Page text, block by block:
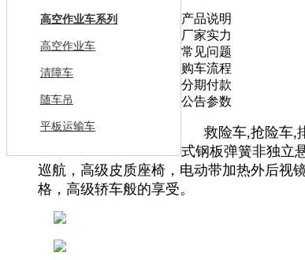
高空作业车系列
高空作业车
清障车
随车吊
平板运输车
产品说明
厂家实力
常见问题
购车流程
分期付款
公告参数
救险车,抢险车,
式钢板弹簧非独立
巡航，高级皮质座椅，电动带加热外后视
格 ，高级轿车般的享受。